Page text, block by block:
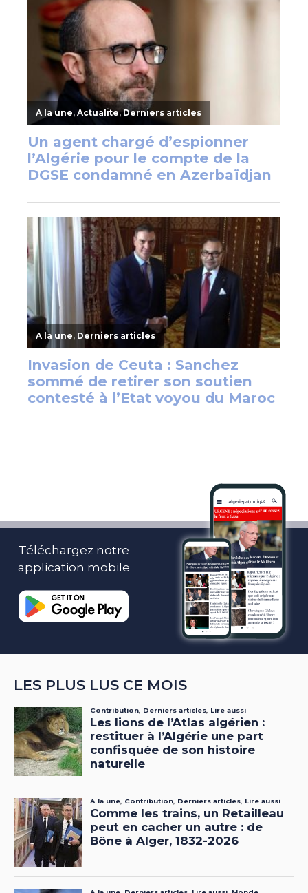
Téléchargez notre
application mobile
LES PLUS LUS CE MOIS